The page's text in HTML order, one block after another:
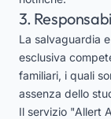
3.
La salvaguardia
esclusiva
familiari, i quali
assenza dello
Il servizio "Allert